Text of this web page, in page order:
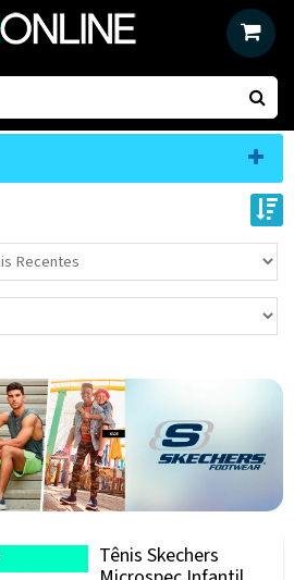
Tênis Skechers